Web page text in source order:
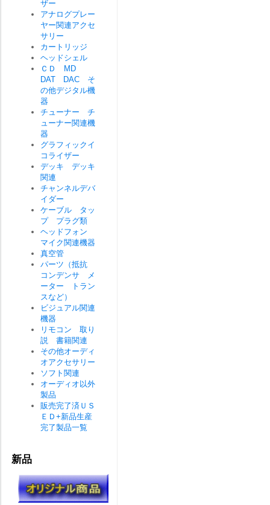
ザー
アナログプレー
ヤー関連アクセ
サリー
カートリッジ
ヘッドシェル
ＣＤ MD
DAT DAC そ
の他デジタル機
器
チューナー チ
ューナー関連機
器
グラフィックイ
コライザー
デッキ デッキ
関連
チャンネルデバ
イダー
ケーブル タッ
プ プラグ類
ヘッドフォン
マイク関連機器
真空管
パーツ（抵抗
コンデンサ メ
ーター トラン
スなど）
ビジュアル関連
機器
リモコン 取り
説 書籍関連
その他オーディ
オアクセサリー
ソフト関連
オーディオ以外
製品
販売完了済ＵＳ
ＥＤ+新品生産
完了製品一覧
新品